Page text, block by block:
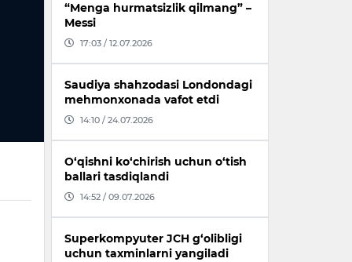
“Menga hurmatsizlik qilmang” –
Messi
17:03 / 12.07.2026
Saudiya shahzodasi Londondagi
mehmonxonada vafot etdi
14:10 / 24.07.2026
O‘qishni ko‘chirish uchun o‘tish
ballari tasdiqlandi
14:52 / 09.07.2026
Superkompyuter JCH g‘olibligi
uchun taxminlarni yangiladi